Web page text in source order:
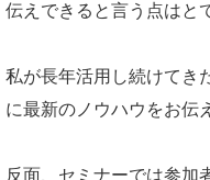
伝えできると言う点はと
私が長年活用し続けてき
に最新のノウハウをお伝
反面、セミナーでは参加